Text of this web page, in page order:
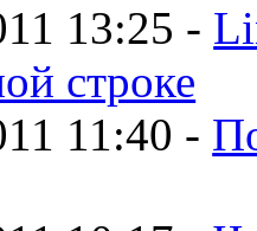
13:25 -
строке
11:40 -